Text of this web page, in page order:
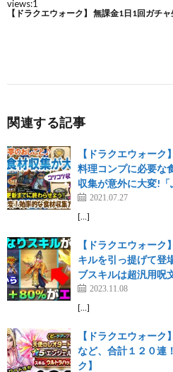
関連する記事
【ドラクエウォー
料理コンプに必要な
収集が意外に大変!「
2021.07.27
[…]
【ドラクエウォー
キルを引っ提げて登
ブスキルは超汎用呪
2023.11.08
[…]
【ドラクエウォー
など、合計１２０連
ク】